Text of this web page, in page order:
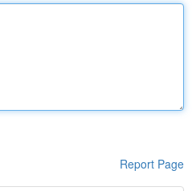
Report Page